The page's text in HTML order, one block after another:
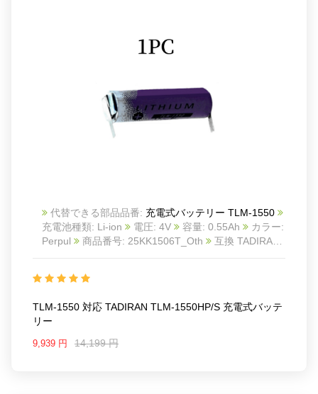
代替できる部品品番: 充電式バッテリー TLM-1550
充電池種類: Li-ion
電圧: 4V 容量: 0.55Ah
カラー:
Perpul
商品番号: 25KK1506T_Oth
互換 TADIRAN
Package Included:
TLM-1550 対応 TADIRAN TLM-1550HP/S 充電式バッテ
リー
9,939 円 14,199 円